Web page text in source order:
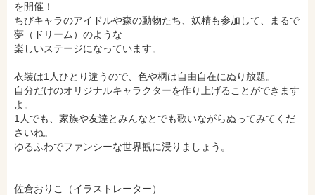
を開催！
ちびキャラのアイドルや森の動物たち、妖精も参加して、まるで
夢（ドリーム）のような
楽しいステージになっています。
衣装は1人ひとり違うので、色や柄は自由自在にぬり放題。
自分だけのオリジナルキャラクターを作り上げることができます
よ。
1人でも、家族や友達とみんなとでも歌いながらぬってみてくだ
さいね。
ゆるふわでファンシーな世界観に浸りましょう。
佐倉おりこ（イラストレーター）
amazonで購入 楽天ブックスで購入
セブンネットショッピングで購入 紀伊國屋書店で購入